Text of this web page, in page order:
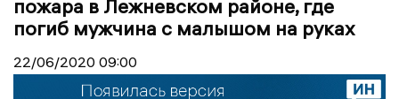
пожара в Лежневском районе, где
погиб мужчина с малышом на руках
22/06/2020 09:00